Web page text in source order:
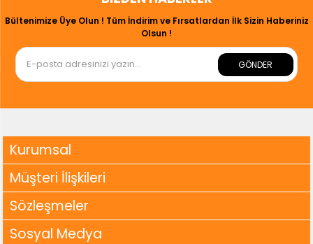
Bültenimize Üye Olun ! Tüm İndirim ve Fırsatlardan İlk Sizin Haberiniz
Olsun !
GÖNDER
Kurumsal
Müşteri İlişkileri
Sözleşmeler
Sosyal Medya